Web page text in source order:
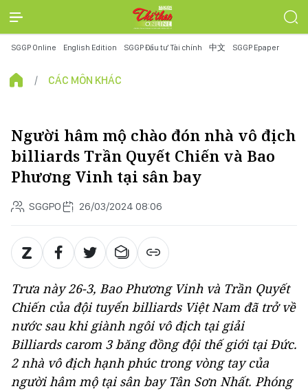
SGGP Online English Edition SGGP Đầu tư Tài chính 中文 SGGP Epaper
CÁC MÔN KHÁC
Người hâm mộ chào đón nhà vô địch
billiards Trần Quyết Chiến và Bao
Phương Vinh tại sân bay
SGGPO 26/03/2024 08:06
Trưa này 26-3, Bao Phương Vinh và Trần Quyết
Chiến của đội tuyển billiards Việt Nam đã trở về
nước sau khi giành ngôi vô địch tại giải
Billiards carom 3 băng đồng đội thế giới tại Đức.
2 nhà vô địch hạnh phúc trong vòng tay của
người hâm mộ tại sân bay Tân Sơn Nhất. Phóng